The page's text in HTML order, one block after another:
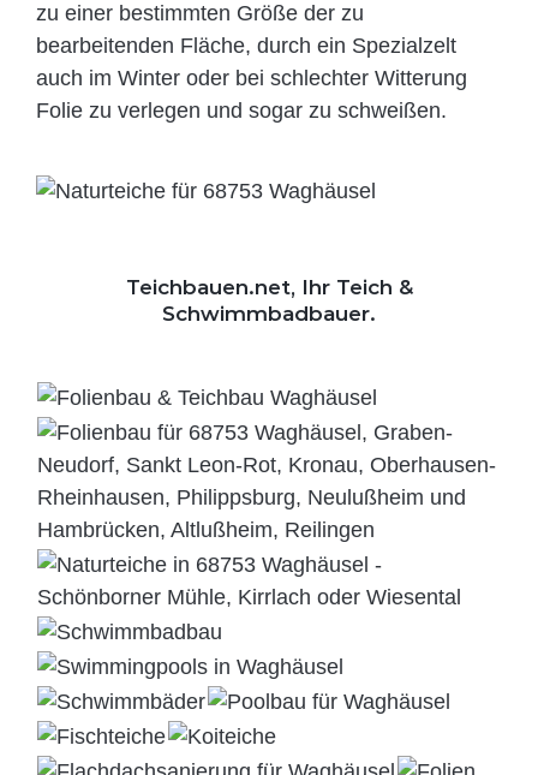
zu einer bestimmten Größe der zu
bearbeitenden Fläche, durch ein Spezi­alzelt
auch im Winter oder bei schlechter Witterung
Folie zu verlegen und sogar zu schweißen.
Teichbauen.net, Ihr Teich &
Schwimmbadbauer.